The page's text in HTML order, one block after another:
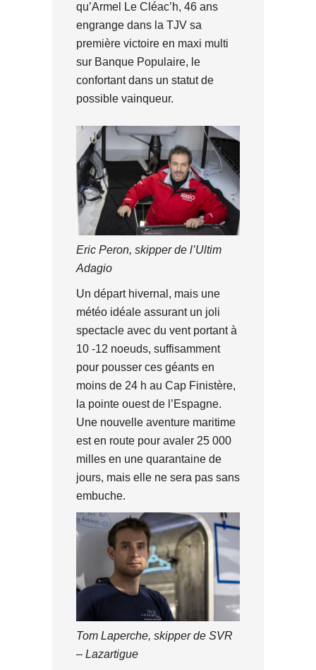
qu’Armel Le Cléac’h, 46 ans
engrange dans la TJV sa
première victoire en maxi multi
sur Banque Populaire, le
confortant dans un statut de
possible vainqueur.
Eric Peron, skipper de l’Ultim
Adagio
Un départ hivernal, mais une
météo idéale assurant un joli
spectacle avec du vent portant à
10 -12 noeuds, suffisamment
pour pousser ces géants en
moins de 24 h au Cap Finistère,
la pointe ouest de l’Espagne.
Une nouvelle aventure maritime
est en route pour avaler 25 000
milles en une quarantaine de
jours, mais elle ne sera pas sans
embuche.
Tom Laperche, skipper de SVR
– Lazartigue